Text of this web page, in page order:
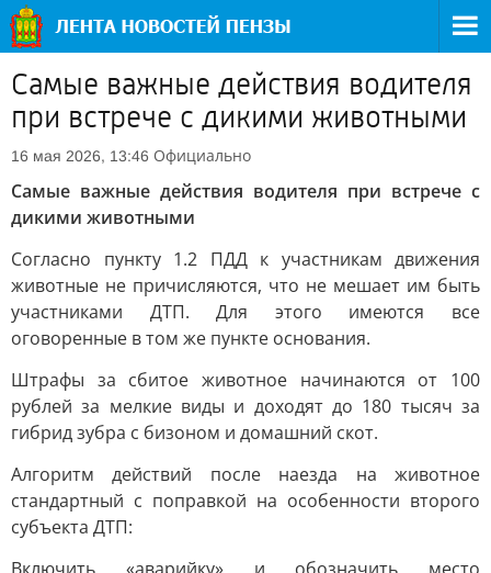
Самые важные действия водителя
при встрече с дикими животными
16 мая 2026, 13:46 Официально
Самые важные действия водителя при встрече с
дикими животными
Согласно пункту 1.2 ПДД к участникам движения
животные не причисляются, что не мешает им быть
участниками ДТП. Для этого имеются все
оговоренные в том же пункте основания.
Штрафы за сбитое животное начинаются от 100
рублей за мелкие виды и доходят до 180 тысяч за
гибрид зубра с бизоном и домашний скот.
Алгоритм действий после наезда на животное
стандартный с поправкой на особенности второго
субъекта ДТП: